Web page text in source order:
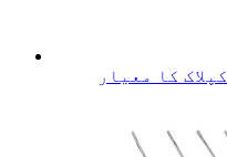
کپلاک کا معیار